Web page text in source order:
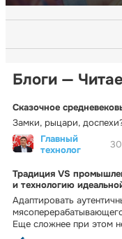
Блоги —
Сказочное
Замки, рыцари,
Главный
технолог
Традиция VS
и технологию
Адаптировать
Еще сложнее при этом